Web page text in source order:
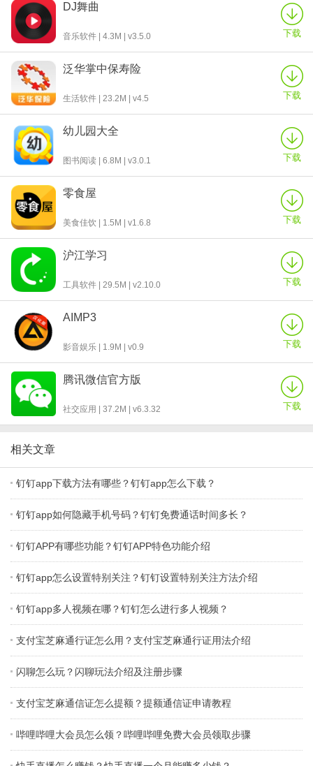
DJ舞曲
音乐软件 | 4.3M | v3.5.0 下载
泛华掌中保寿险
生活软件 | 23.2M | v4.5 下载
幼儿园大全
图书阅读 | 6.8M | v3.0.1 下载
零食屋
美食佳饮 | 1.5M | v1.6.8 下载
沪江学习
工具软件 | 29.5M | v2.10.0 下载
AIMP3
影音娱乐 | 1.9M | v0.9 下载
腾讯微信官方版
社交应用 | 37.2M | v6.3.32 下载
相关文章
钉钉app下载方法有哪些？钉钉app怎么下载？
钉钉app如何隐藏手机号码？钉钉免费通话时间多长？
钉钉APP有哪些功能？钉钉APP特色功能介绍
钉钉app怎么设置特别关注？钉钉设置特别关注方法介绍
钉钉app多人视频在哪？钉钉怎么进行多人视频？
支付宝芝麻通行证怎么用？支付宝芝麻通行证用法介绍
闪聊怎么玩？闪聊玩法介绍及注册步骤
支付宝芝麻通信证怎么提额？提额通信证申请教程
哔哩哔哩大会员怎么领？哔哩哔哩免费大会员领取步骤